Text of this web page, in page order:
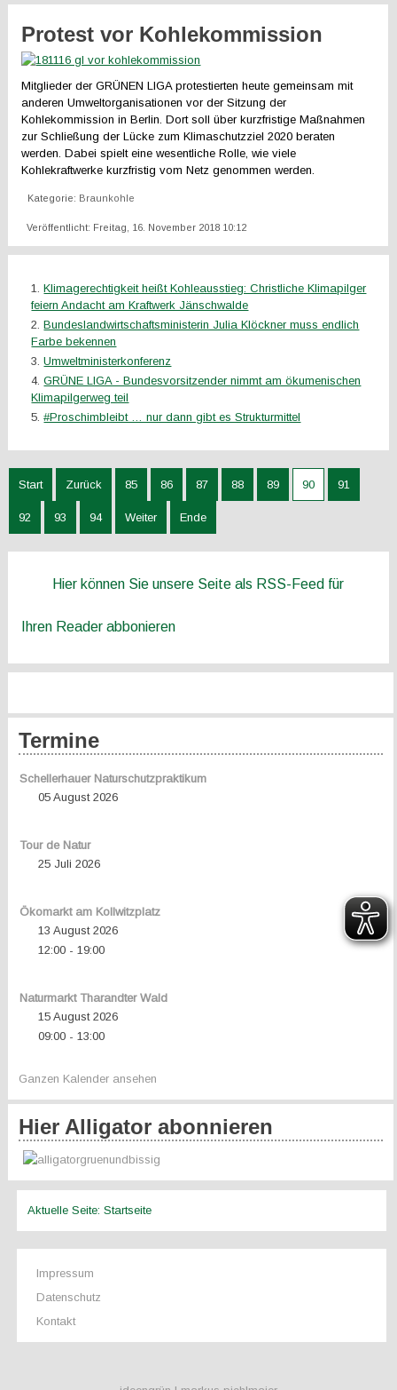
Protest vor Kohlekommission
Mitglieder der GRÜNEN LIGA protestierten heute gemeinsam mit
anderen Umweltorganisationen vor der Sitzung der
Kohlekommission in Berlin. Dort soll über kurzfristige Maßnahmen
zur Schließung der Lücke zum Klimaschutzziel 2020 beraten
werden. Dabei spielt eine wesentliche Rolle, wie viele
Kohlekraftwerke kurzfristig vom Netz genommen werden.
Kategorie: Braunkohle
Veröffentlicht: Freitag, 16. November 2018 10:12
Klimagerechtigkeit heißt Kohleausstieg: Christliche Klimapilger
feiern Andacht am Kraftwerk Jänschwalde
Bundeslandwirtschaftsministerin Julia Klöckner muss endlich
Farbe bekennen
Umweltministerkonferenz
GRÜNE LIGA - Bundesvorsitzender nimmt am ökumenischen
Klimapilgerweg teil
#Proschimbleibt … nur dann gibt es Strukturmittel
Start Zurück 85 86 87 88 89 90 91
92 93 94 Weiter Ende
Hier können Sie unsere Seite als RSS-Feed für
Ihren Reader abbonieren
Termine
Schellerhauer Naturschutzpraktikum
05 August 2026
Tour de Natur
25 Juli 2026
Ökomarkt am Kollwitzplatz
13 August 2026
12:00- 19:00
Naturmarkt Tharandter Wald
15 August 2026
09:00- 13:00
Ganzen Kalender ansehen
Hier Alligator abonnieren
Aktuelle Seite:Startseite
Impressum
Datenschutz
Kontakt